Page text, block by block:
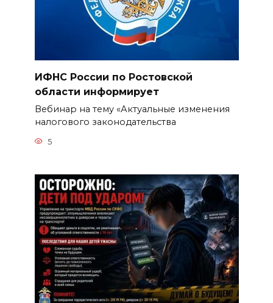
ИФНС России по Ростовской
области информирует
Вебинар на тему «Актуальные изменения
налогового законодательства
5